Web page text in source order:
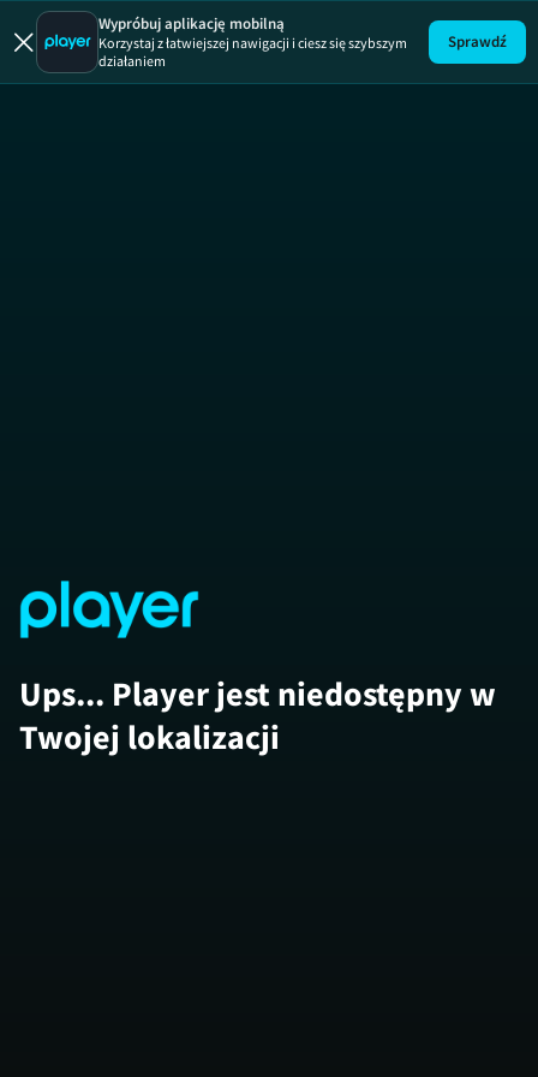
Wypróbuj aplikację mobilną
Korzystaj z łatwiejszej nawigacji i ciesz się szybszym
działaniem
Sprawdź
Ups... Player jest niedostępny w
Twojej lokalizacji